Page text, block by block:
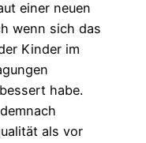
einer neuen
wenn sich das
Kinder im
habe.
als vor